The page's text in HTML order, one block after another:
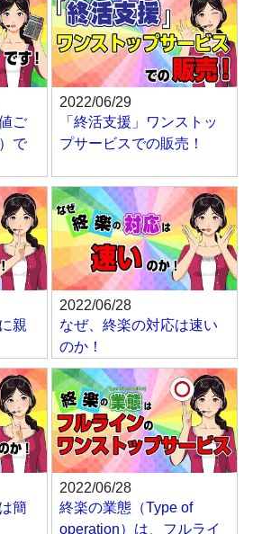
ご
で
2022/06/29
「終活支援」ワンストッ
プサービスでの販売！
親
2022/06/28
なぜ、終楽の対応は速い
のか！
簡
2022/06/28
終楽の業態（Type of
operation）は、フルライ